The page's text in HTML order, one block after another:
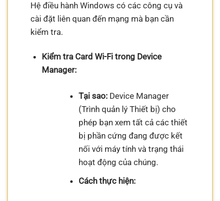
Hệ điều hành Windows có các công cụ và
cài đặt liên quan đến mạng mà bạn cần
kiểm tra.
Kiểm tra Card Wi-Fi trong Device
Manager:
Tại sao:Device Manager
(Trình quản lý Thiết bị) cho
phép bạn xem tất cả các thiết
bị phần cứng đang được kết
nối với máy tính và trạng thái
hoạt động của chúng.
Cách thực hiện: